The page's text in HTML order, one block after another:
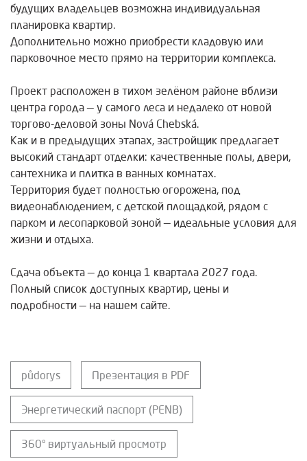
будущих владельцев возможна индивидуальная
планировка квартир.
Дополнительно можно приобрести кладовую или
парковочное место прямо на территории комплекса.
Проект расположен в тихом зелёном районе вблизи
центра города — у самого леса и недалеко от новой
торгово-деловой зоны Nová Chebská.
Как и в предыдущих этапах, застройщик предлагает
высокий стандарт отделки: качественные полы, двери,
сантехника и плитка в ванных комнатах.
Территория будет полностью огорожена, под
видеонаблюдением, с детской площадкой, рядом с
парком и лесопарковой зоной — идеальные условия для
жизни и отдыха.
Сдача объекта — до конца 1 квартала 2027 года.
Полный список доступных квартир, цены и
подробности — на нашем сайте.
půdorys Презентация в PDF
Энергетический паспорт (PENB)
360° виртуальный просмотр